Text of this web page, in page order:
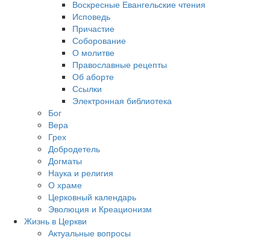
Воскресные Евангельские чтения
Исповедь
Причастие
Соборование
О молитве
Православные рецепты
Об аборте
Ссылки
Электронная библиотека
Бог
Вера
Грех
Добродетель
Догматы
Наука и религия
О храме
Церковный календарь
Эволюция и Креационизм
Жизнь в Церкви
Актуальные вопросы